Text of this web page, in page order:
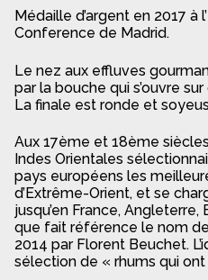
Médaille d’argent en 2017 à
Conference de Madrid.
Le nez aux effluves
par la bouche qui s’ouvre
La finale est ronde et
Aux 17ème et 18ème
Indes Orientales
pays européens les
d’Extrême-Orient, et se
jusqu’en France, Angleterre,
que fait référence le nom
2014 par Florent Beuchet.
sélection de « rhums qui